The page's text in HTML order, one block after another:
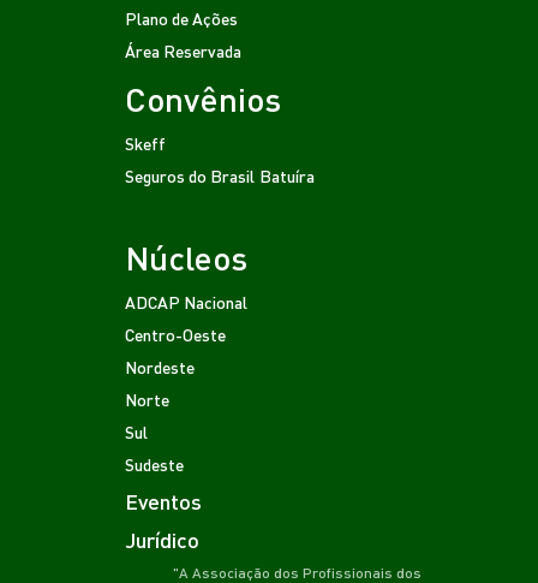
Plano de Ações
Área Reservada
Convênios
Skeff
Seguros do Brasil Batuíra
Núcleos
ADCAP Nacional
Centro-Oeste
Nordeste
Norte
Sul
Sudeste
Eventos
Jurídico
"A Associação dos Profissionais dos